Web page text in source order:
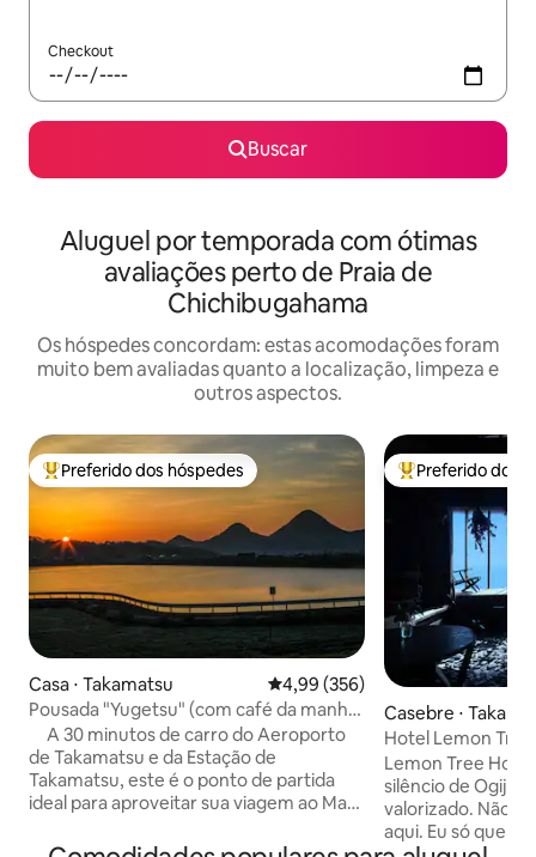
Checkout
Buscar
Aluguel por temporada com ótimas
avaliações perto de Praia de
Chichibugahama
Os hóspedes concordam: estas acomodações foram
muito bem avaliadas quanto a localização, limpeza e
outros aspectos.
Entre os melhores preferidos dos hóspedes
Preferido dos hóspedes
Casa ⋅ Takamatsu 4,99 de uma avaliação média de
4,99 (356)
Pousada "Yugetsu" (com café da manhã)
~ Localizada no centro de Kagawa, esta
pousada é uma base para acessar
Setouchi ~
A 30 minutos de carro do Aeroporto
de Takamatsu e da Estação de
Takamatsu, este é o ponto de partida
ideal para aproveitar sua viagem ao Mar
trem.Se necessário, forneceremos
Entre os
Preferido dos
Casebre ⋅
Hotel Lemon Tree
Lemon Tree Hotel
silêncio de
valorizado. Não
aqui. Eu só quero